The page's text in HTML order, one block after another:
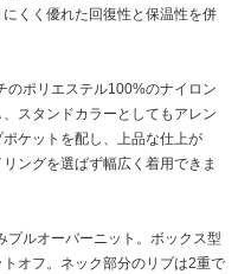
くく優れた回復性と保温性を併
のポリエステル100%のナイロン
スタンドカラーとしてもアレン
ケットを配し、上品な仕上が
ングを選ばず幅広く着用できま
プルオーバーニット。ボックス型
オフ。ネック部分のリブは2重で